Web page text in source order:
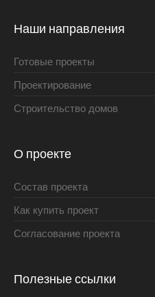
Наши направления
Готовые проекты
Проектирование
Строительство домов
О проекте
Состав проекта
Как купить проект
Согласование проекта
Полезные ссылки